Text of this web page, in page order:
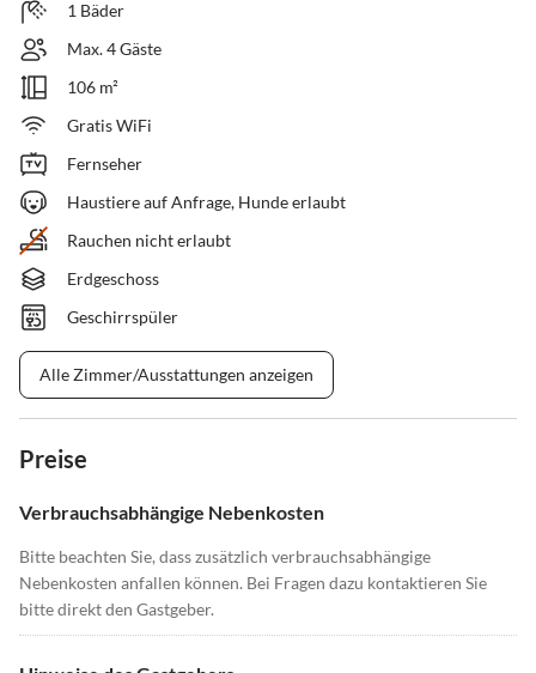
1 Bäder
Max. 4 Gäste
106 m²
Gratis WiFi
Fernseher
Haustiere auf Anfrage, Hunde erlaubt
Rauchen nicht erlaubt
Erdgeschoss
Geschirrspüler
Alle Zimmer/Ausstattungen anzeigen
Preise
Verbrauchsabhängige Nebenkosten
Bitte beachten Sie, dass zusätzlich verbrauchsabhängige
Nebenkosten anfallen können. Bei Fragen dazu kontaktieren Sie
bitte direkt den Gastgeber.